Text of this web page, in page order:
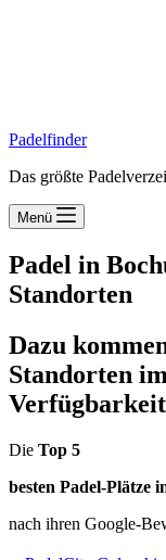
Padelfinder
Das größte
Menü
Padel in
Standorten
Dazu
Standorten
Die Top 5
besten Padel-Plätze
nach ihren Google-